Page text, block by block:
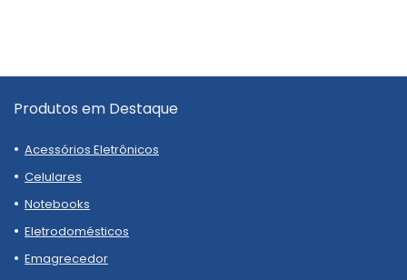
Produtos em Destaque
Acessórios Eletrônicos
Celulares
Notebooks
Eletrodomésticos
Emagrecedor